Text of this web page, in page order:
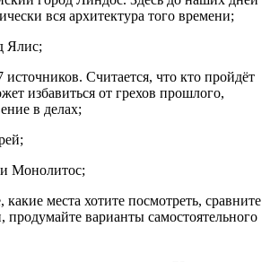
вся архитектура того времени;
Ялис;
источников. Считается, что кто пройдёт
избавиться от грехов прошлого,
в делах;
Монолитос;
какие места хотите посмотреть, сравните
продумайте варианты самостоятельного